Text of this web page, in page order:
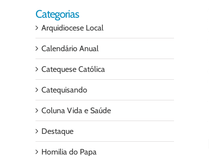
Categorias
Arquidiocese Local
Calendário Anual
Catequese Católica
Catequisando
Coluna Vida e Saúde
Destaque
Homilia do Papa